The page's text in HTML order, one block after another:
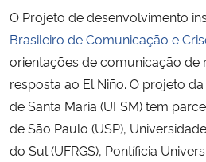
Ministério do Turismo
Controladoria-Geral da União
Ministério da Mulher, da Família e dos
O Projeto de desenvolvimento
Brasileiro de Comunicação e
orientações de comunicação de
resposta ao El Niño. O projeto
de Santa Maria (UFSM) tem
de São Paulo (USP),
do Sul (UFRGS), Pontíficia